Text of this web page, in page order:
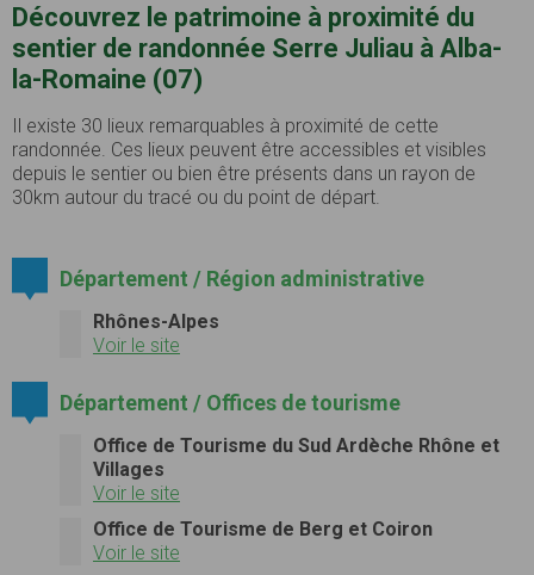
Découvrez le patrimoine à proximité du
sentier de randonnée Serre Juliau à Alba-
la-Romaine (07)
Il existe 30 lieux remarquables à proximité de cette
randonnée. Ces lieux peuvent être accessibles et visibles
depuis le sentier ou bien être présents dans un rayon de
30km autour du tracé ou du point de départ.
Département / Région administrative
Rhônes-Alpes
Voir le site
Département / Offices de tourisme
Office de Tourisme du Sud Ardèche Rhône et
Villages
Voir le site
Office de Tourisme de Berg et Coiron
Voir le site